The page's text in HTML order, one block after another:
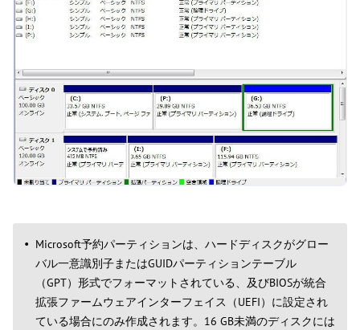
Microsoft予約パーティションは、ハードディスクがグロー
バル一意識別子またはGUIDパーティションテーブル
（GPT）形式でフォーマットされている、及びBIOSが統合
拡張ファームウェアインターフェイス（UEFI）に設定され
ている場合にのみ作成されます。16 GB未満のディスクには